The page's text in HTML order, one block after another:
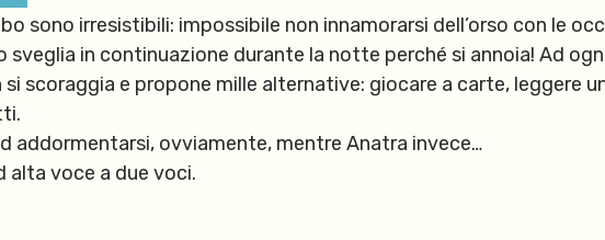
sono irresistibili: impossibile non innamorarsi dell’orso con le
sveglia in continuazione durante la notte perché si annoia! Ad
scoraggia e propone mille alternative: giocare a carte, leggere
addormentarsi, ovviamente, mentre Anatra invece…
alta voce a due voci.